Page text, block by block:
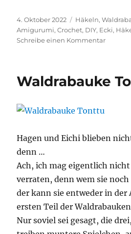
Veröffentlicht
am
4. Oktober 2022 Kategorien
Häkeln,
Amigurumi,Crochet, DIY, Ecki,
Schreibe einen Kommentarzu
Waldrabauke
Hagen und Eichi blieben
denn …
Ach, ich mag eigentlich nicht
verraten, denn wem sie
der kann sie entweder in
ersten Teil der
Nur soviel sei gesagt, die